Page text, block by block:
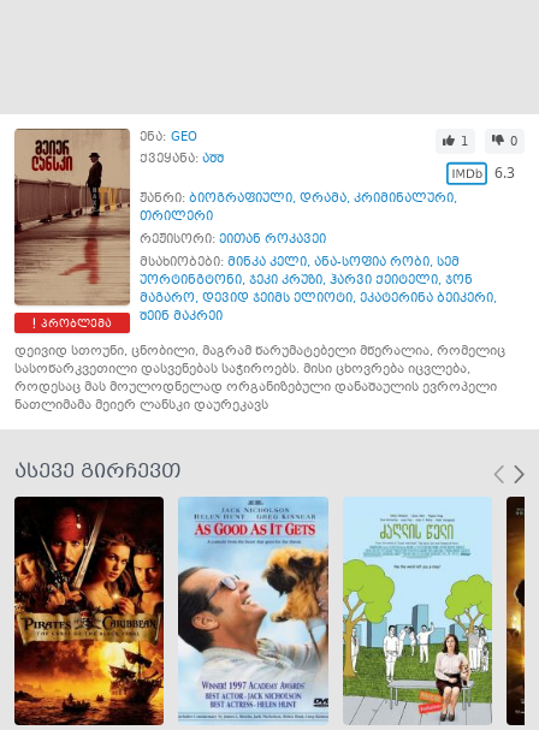
პრობლემა
ენა: GEO
ქვეყანა: აშშ
1 0
6.3
ჟანრი: ბიოგრაფიული, დრამა, კრიმინალური,
თრილერი
რეჟისორი: ეითან როკავეი
მსახიობები: მინკა კელი, ანა-სოფია რობი, სემ
უორტინგტონი, ჯეკი კრუზი, ჰარვი ქეიტელი, ჯონ
მაგარო, დევიდ ჯეიმს ელიოტი, ეკატერინა ბეიკერი,
შეინ მაკრეი
დეივიდ სთოუნი, ცნობილი, მაგრამ წარუმატებელი მწერალია, რომელიც
სასოწარკვეთილი დასვენებას საჭიროებს. მისი ცხოვრება იცვლება,
როდესაც მას მოულოდნელად ორგანიზებული დანაშაულის ევროპელი
ნათლიმამა მეიერ ლანსკი დაურეკავს
ასევე გირჩევთ